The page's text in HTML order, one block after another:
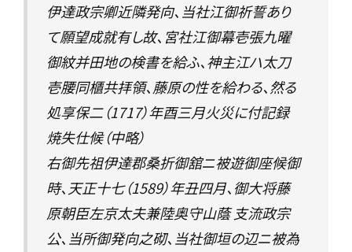
伊達政宗卿近隣発向、当社江御祈誓あり
て願望成就有し故、宮社江御幕壱張九曜
御紋并田地の検書を給ふ、神主江ハ太刀
壱腰同櫃共拝領、藤原の性を給わる、然る
処享保二（1717）年酉三月火災に付記録
焼失仕候（中略）
右御先祖伊達郡桑折御舘ニ被遊御座候御
時、天正十七（1589）年丑四月、御大将藤
原朝臣左京太夫兼陸奥守山蔭 支流政宗
公、当所御発向之砌、当社御垣の辺ニ被為